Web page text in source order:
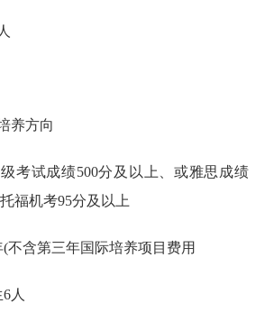
养方向
考试成绩500分及以上、或雅思成绩
福机考95分及以上
(不含第三年国际培养项目费用
人